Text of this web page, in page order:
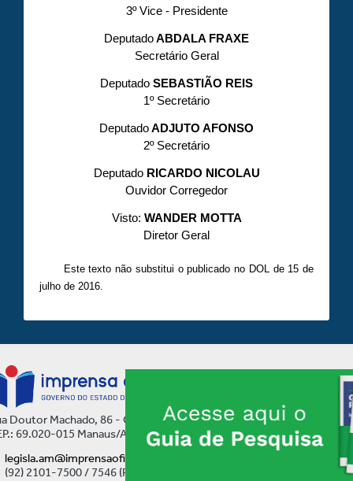
3º Vice - Presidente
DeputadoABDALA FRAXE
Secretário Geral
Deputado SEBASTIÃO REIS
1º Secretário
DeputadoADJUTO AFONSO
2º Secretário
DeputadoRICARDO NICOLAU
Ouvidor Corregedor
Visto: WANDER MOTTA
Diretor Geral
Este texto não substitui o publicado no DOL de 15 de
julho de 2016.
Doutor Machado, 86 - Centro
69.020-015 Manaus/AM
legisla.am@imprensaoficial.am.gov.br
(92) 2101-7500 / 7546 (Ramal)